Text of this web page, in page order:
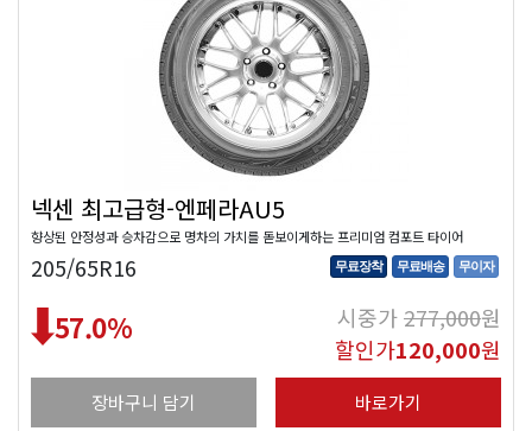
넥센 최고급형-엔페라AU5
향상된 안정성과 승차감으로 명차의 가치를 돋보이게하는 프리미엄 컴포트 타이어
205/65R16 무료장착 무료배송 무이자
57.0% 시중가277,000원
할인가120,000원
장바구니 담기 바로가기